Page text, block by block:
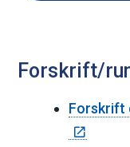
Forskrift/
Forskrift